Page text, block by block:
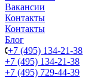
Вакансии
Контакты
Контакты
Блог
+7 (495) 134-21-38
+7 (495) 134-21-38
+7 (495) 729-44-39